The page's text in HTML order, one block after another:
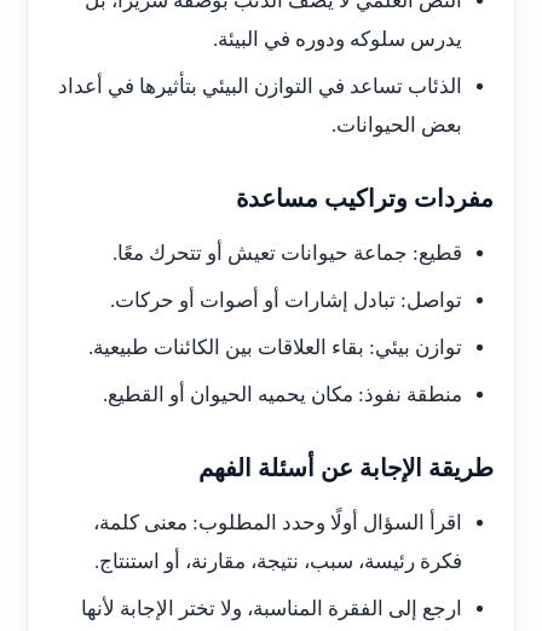
يدرس سلوكه ودوره في البيئة.
الذئاب تساعد في التوازن البيئي بتأثيرها في أعداد
بعض الحيوانات.
مفردات وتراكيب مساعدة
قطيع: جماعة حيوانات تعيش أو تتحرك معًا.
تواصل: تبادل إشارات أو أصوات أو حركات.
توازن بيئي: بقاء العلاقات بين الكائنات طبيعية.
منطقة نفوذ: مكان يحميه الحيوان أو القطيع.
طريقة الإجابة عن أسئلة الفهم
اقرأ السؤال أولًا وحدد المطلوب: معنى كلمة،
فكرة رئيسة، سبب، نتيجة، مقارنة، أو استنتاج.
ارجع إلى الفقرة المناسبة، ولا تختر الإجابة لأنها